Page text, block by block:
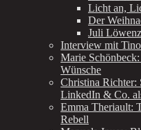
Licht an,
Der
Juli
Interview mit
Marie
Wünsche
Christina Richter:
LinkedIn & Co.
Emma Theriault:
Rebell